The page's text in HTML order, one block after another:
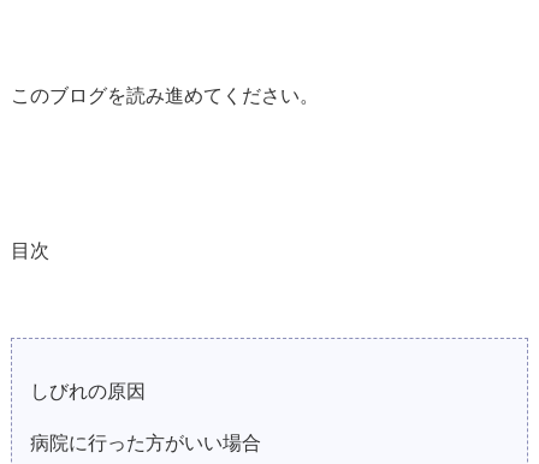
このブログを読み進めてください。
目次
しびれの原因
病院に行った方がいい場合